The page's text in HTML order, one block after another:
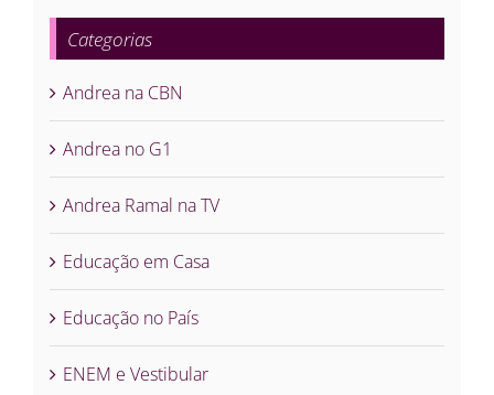
Categorias
Andrea na CBN
Andrea no G1
Andrea Ramal na TV
Educação em Casa
Educação no País
ENEM e Vestibular